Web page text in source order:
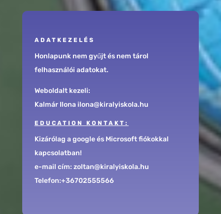
ADATKEZELÉS
Honlapunk nem gyűjt és nem tárol
felhasználói adatokat.
Weboldalt kezeli:
Kalmár Ilona ilona@kiralyiskola.hu
EDUCATION KONTAKT:
Kizárólag a google és Microsoft fiókokkal
kapcsolatban!
e-mail cím: zoltan@kiralyiskola.hu
Telefon:+36702555566